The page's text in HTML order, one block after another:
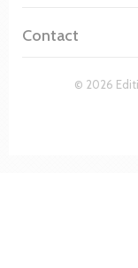
© 2026
Contact